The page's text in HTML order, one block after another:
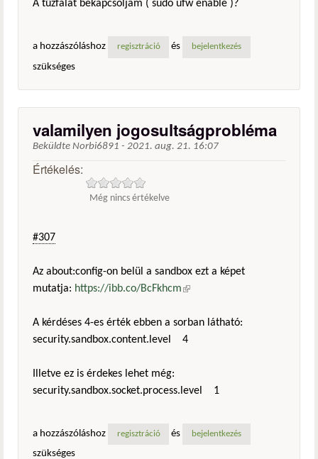
A tűzfalat bekapcsoljam ( sudo ufw enable )?
a hozzászóláshoz regisztráció és bejelentkezés
szükséges
valamilyen jogosultságprobléma
Beküldte Norbi6891 - 2021. aug. 21. 16:07
Értékelés:
Még nincs értékelve
#307
Az about:config-on belül a sandbox ezt a képet
mutatja: https://ibb.co/BcFkhcm(külső hivatkozás)
A kérdéses 4-es érték ebben a sorban látható:
security.sandbox.content.level 4
Illetve ez is érdekes lehet még:
security.sandbox.socket.process.level 1
a hozzászóláshoz regisztráció és bejelentkezés
szükséges